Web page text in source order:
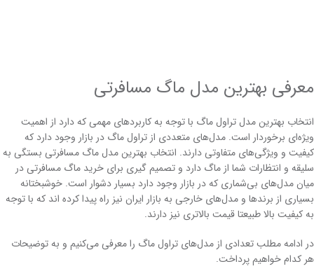
معرفی بهترین مدل ماگ مسافرتی
انتخاب بهترین مدل تراول ماگ با توجه به کاربردهای مهمی که دارد از اهمیت
ویژه‌ای برخوردار است. مدل‌های متعددی از تراول‌ ماگ‌ در بازار وجود دارد که
کیفیت و ویژگی‌های متفاوتی دارند. انتخاب بهترین مدل ماگ مسافرتی بستگی به
سلیقه و انتظارات شما از ماگ دارد و تصمیم گیری برای خرید ماگ مسافرتی در
میان مدل‌های بی‌شماری که در بازار وجود دارد بسیار دشوار است. خوشبختانه
بسیاری از برندها و مدل‌های خارجی به بازار ایران نیز راه پیدا کرده اند که با توجه
به کیفیت بالا طبیعتا قیمت بالاتری نیز دارند.
در ادامه مطلب تعدادی از مدل‌های تراول ماگ را معرفی می‌کنیم و به توضیحات
هر کدام خواهیم پرداخت.